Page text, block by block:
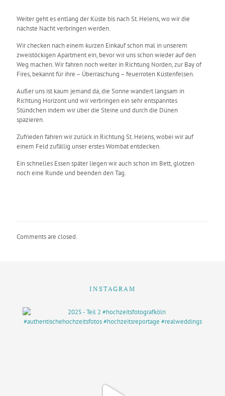
Weiter geht es entlang der Küste bis nach St. Helens, wo wir die
nächste Nacht verbringen werden.
Wir checken nach einem kurzen Einkauf schon mal in unserem
zweistöckigen Apartment ein, bevor wir uns schon wieder auf den
Weg machen. Wir fahren noch weiter in Richtung Norden, zur Bay of
Fires, bekannt für ihre – Überraschung – feuerroten Küstenfelsen.
Außer uns ist kaum jemand da, die Sonne wandert langsam in
Richtung Horizont und wir verbringen ein sehr entspanntes
Stündchen indem wir über die Steine und durch die Dünen
spazieren.
Zufrieden fahren wir zurück in Richtung St. Helens, wobei wir auf
einem Feld zufällig unser erstes Wombat entdecken.
Ein schnelles Essen später liegen wir auch schon im Bett, glotzen
noch eine Runde und beenden den Tag.
Comments are closed.
INSTAGRAM